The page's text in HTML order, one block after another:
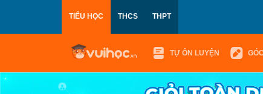
TIỂU HỌC THCS THPT
TỰ ÔN LUYỆN